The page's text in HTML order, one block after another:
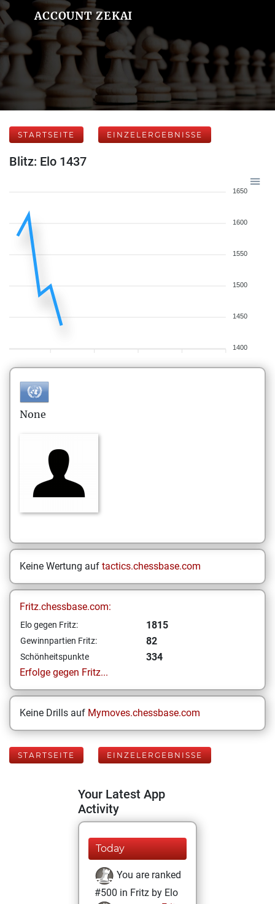
ACCOUNT ZEKAI
STARTSEITE EINZELERGEBNISSE
Blitz: Elo 1437
1650
1600
1550
1500
1450
1400
None
Keine Wertung auf tactics.chessbase.com
Fritz.chessbase.com:
Elo gegen Fritz: 1815
Gewinnpartien Fritz: 82
Schönheitspunkte
334
Erfolge gegen Fritz...
Keine Drills auf Mymoves.chessbase.com
STARTSEITE EINZELERGEBNISSE
Your Latest App
Activity
Today
You are ranked
#500 in Fritz by Elo